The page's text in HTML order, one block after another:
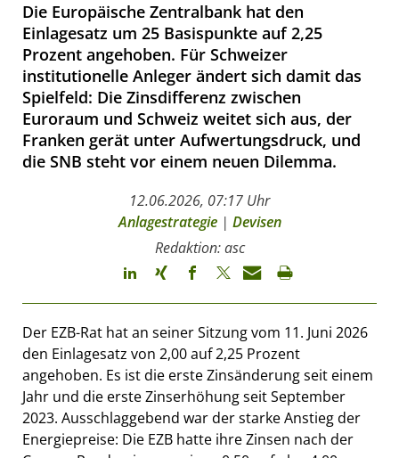
Die Europäische Zentralbank hat den
Einlagesatz um 25 Basispunkte auf 2,25
Prozent angehoben. Für Schweizer
institutionelle Anleger ändert sich damit das
Spielfeld: Die Zinsdifferenz zwischen
Euroraum und Schweiz weitet sich aus, der
Franken gerät unter Aufwertungsdruck, und
die SNB steht vor einem neuen Dilemma.
12.06.2026, 07:17 Uhr
Anlagestrategie| Devisen
Redaktion: asc
Der EZB-Rat hat an seiner Sitzung vom 11. Juni 2026
den Einlagesatz von 2,00 auf 2,25 Prozent
angehoben. Es ist die erste Zinsänderung seit einem
Jahr und die erste Zinserhöhung seit September
2023. Ausschlaggebend war der starke Anstieg der
Energiepreise: Die EZB hatte ihre Zinsen nach der